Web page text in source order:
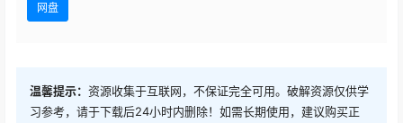
网盘
温馨提示： 资源收集于互联网，不保证完全可用。破解资源仅供学
习参考，请于下载后24小时内删除！如需长期使用，建议购买正